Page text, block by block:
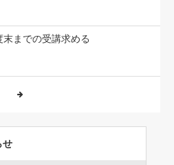
までの受講求める
せ